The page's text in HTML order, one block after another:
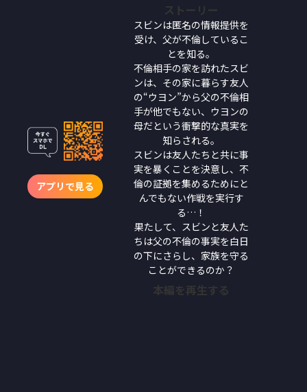
アプリで見る
ストーリー
スビンは匿名の情報提供を
受け、父が不倫しているこ
とを知る。
不倫相手の家を訪れたスビ
ンは、その家に暮らす友人
の“ウヨン”から父の不倫相
手が他でもない、ウヨンの
母だという衝撃的な真実を
知らされる。
スビンは友人たちと共に事
実を暴くことを決意し、不
倫の証拠を集めるためにと
んでもない作戦を実行す
る…！
果たして、スビンと友人た
ちは父の不倫の事実を白日
の下にさらし、家族を守る
ことができるのか？
本編を再生する